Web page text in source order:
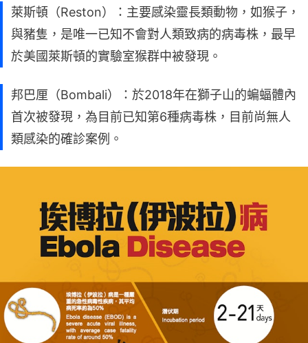
萊斯頓（Reston）：主要感染靈長類動物，如猴子，
與豬隻，是唯一已知不會對人類致病的病毒株，最早
於美國萊斯頓的實驗室猴群中被發現。
邦巴厘（Bombali）：於2018年在獅子山的蝙蝠體內
首次被發現，為目前已知第6種病毒株，目前尚無人
類感染的確診案例。